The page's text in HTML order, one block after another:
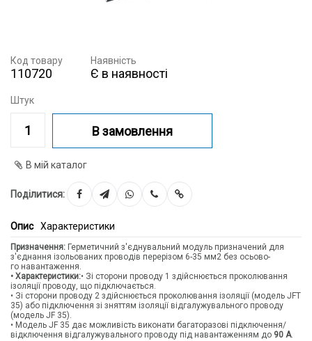
Код товару
110720
Наявність
Є в наявності
Штук
В замовлення
В мій каталог
Поділитися:
Опис Характеристики
Призначення: Герметичний з'єднувальний модуль призначений для
з'єднання ізольованих проводів перерізом 6-35 мм2 без осьово-
го навантаження.
• Характеристики:• Зі сторони проводу 1 здійснюється проколювання
ізоляції проводу, що підключається.
• Зі сторони проводу 2 здійснюється проколювання ізоляції (модель JFT
35) або підключення зі зняттям ізоляції відгалужувального проводу
(модель JF 35).
• Модель JF 35 дає можливість виконати багаторазові підключення/
відключення відгалужувального проводу під навантаженням до 90 А.